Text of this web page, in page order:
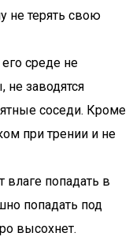
не терять свою
среде не
заводятся
соседи. Кроме
при трении и не
влаге попадать в
попадать под
высохнет.